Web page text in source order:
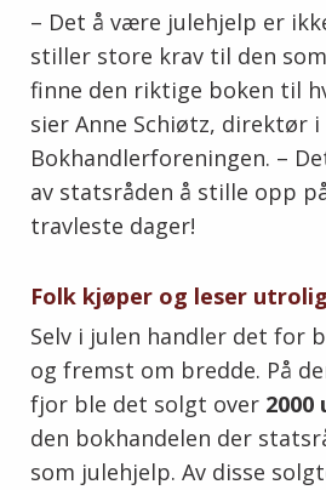
– Det å være julehjelp er
stiller store krav til den
finne den riktige boken til
sier Anne Schiøtz, direktør i
Bokhandlerforeningen. –
av statsråden å stille opp
travleste dager!
Folk kjøper og leser
Selv i julen handler det for
og fremst om bredde. På
fjor ble det solgt over 2000
den bokhandelen der
som julehjelp. Av disse